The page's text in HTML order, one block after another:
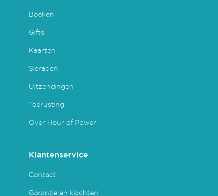
Boeken
Gifts
Kaarten
Sieraden
Uitzendingen
Toerusting
Over Hour of Power
Klantenservice
Contact
Garantie en klachten